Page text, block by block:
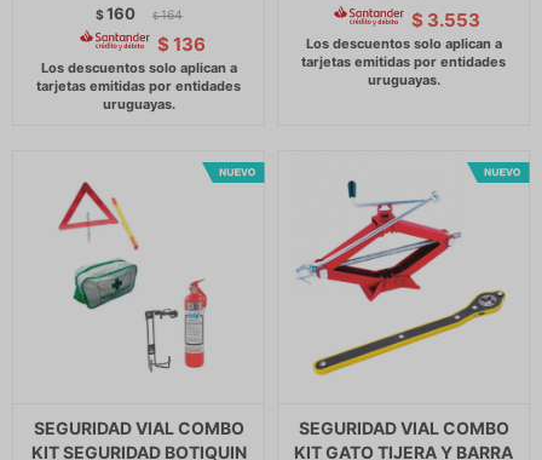
$160 $ 164
$ 136
$ 3.553
SEGURIDAD VIAL COMBO
KIT SEGURIDAD BOTIQUIN
SEGURIDAD VIAL COMBO
KIT GATO TIJERA Y BARRA